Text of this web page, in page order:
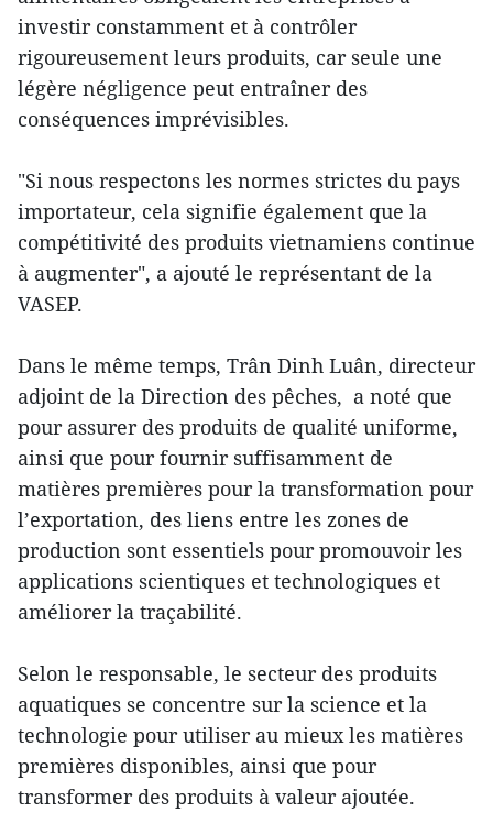
investir constamment et à contrôler
rigoureusement leurs produits, car seule une
légère négligence peut entraîner des
conséquences imprévisibles.
"Si nous respectons les normes strictes du pays
importateur, cela signifie également que la
compétitivité des produits vietnamiens continue
à augmenter", a ajouté le représentant de la
VASEP.
Dans le même temps, Trân Dinh Luân, directeur
adjoint de la Direction des pêches, a noté que
pour assurer des produits de qualité uniforme,
ainsi que pour fournir suffisamment de
matières premières pour la transformation pour
l’exportation, des liens entre les zones de
production sont essentiels pour promouvoir les
applications scientiques et technologiques et
améliorer la traçabilité.
Selon le responsable, le secteur des produits
aquatiques se concentre sur la science et la
technologie pour utiliser au mieux les matières
premières disponibles, ainsi que pour
transformer des produits à valeur ajoutée.